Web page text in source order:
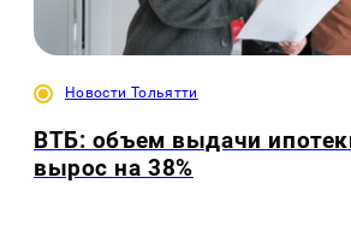
Новости Тольятти
ВТБ: объем выдачи
вырос на 38%